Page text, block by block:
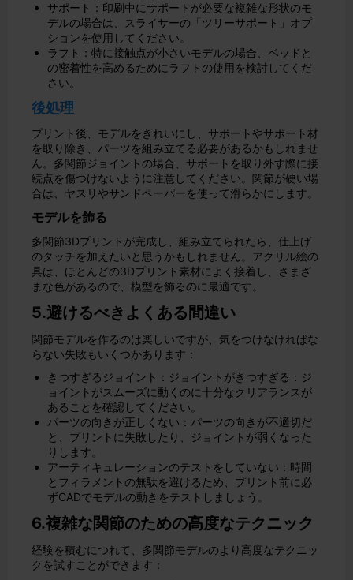
サポート：印刷中にサポートが必要な複雑な形状のモ
デルの場合は、スライサーの「ツリーサポート」オプ
ションを使用してください。
ラフト：特に接触点が小さいモデルの場合、ベッドと
の密着性を高めるためにラフトの使用を検討してくだ
さい。
後処理
プリント後、モデルをきれいにし、サポートやサポート材
を取り除き、パーツを組み立てる必要があるかもしれませ
ん。多関節ジョイントの場合、サポートを取り外す際に接
続点を傷つけないように注意してください。関節が硬い場
合は、ヤスリやサンドペーパーを使って滑らかにします。
モデルを飾る
多関節3Dプリントが完成し、組み立てられたら、仕上げ
のタッチを加えたいと思うかもしれません。アクリル絵の
具は、ほとんどの3Dプリント素材によく接着し、さまざ
まな色があるので、模型を飾るのに最適です。
5.避けるべきよくある間違い
関節モデルを作るのは楽しいですが、気をつけなければな
らない失敗もいくつかあります：
きつすぎるジョイント：ジョイントがきつすぎる：ジ
ョイントがスムーズに動くのに十分なクリアランスが
あることを確認してください。
パーツの向きが正しくない：パーツの向きが不適切だ
と、プリントに失敗したり、ジョイントが弱くなった
りします。
アーティキュレーションのテストをしていない：時間
とフィラメントの無駄を避けるため、プリント前に必
ずCADでモデルの動きをテストしましょう。
6.複雑な関節のための高度なテクニック
経験を積むにつれて、多関節モデルのより高度なテクニッ
クを試すことができます：